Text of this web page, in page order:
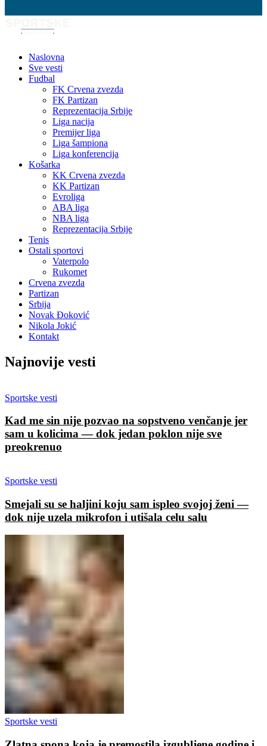
Naslovna
Sve vesti
Fudbal
FK Crvena zvezda
FK Partizan
Reprezentacija Srbije
Liga nacija
Premijer liga
Liga šampiona
Liga konferencija
Košarka
KK Crvena zvezda
KK Partizan
Evroliga
ABA liga
NBA liga
Reprezentacija Srbije
Tenis
Ostali sportovi
Vaterpolo
Rukomet
Crvena zvezda
Partizan
Srbija
Novak Đoković
Nikola Jokić
Kontakt
Najnovije vesti
Sportske vesti
Kad me sin nije pozvao na sopstveno venčanje jer
sam u kolicima — dok jedan poklon nije sve
preokrenuo
Sportske vesti
Smejali su se haljini koju sam ispleo svojoj ženi —
dok nije uzela mikrofon i utišala celu salu
Sportske vesti